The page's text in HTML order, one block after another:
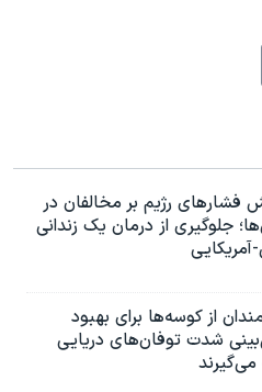
فشارهای رژیم بر مخالفان در
جلوگیری از درمان یک زندانی
آمریکایی
از کوسه‌ها برای بهبود
شدت توفان‌های دریایی